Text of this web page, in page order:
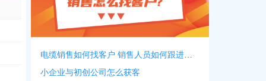
电缆销售如何找客户 销售人员如何跟进客户
小企业与初创公司怎么获客